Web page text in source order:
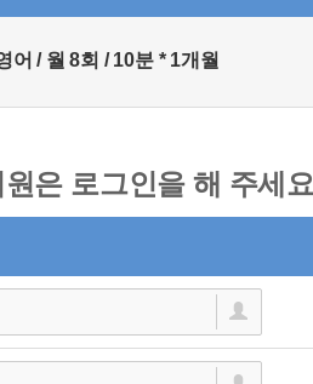
어 / 월 8회 / 10분 * 1개월
원은 로그인을 해 주세요